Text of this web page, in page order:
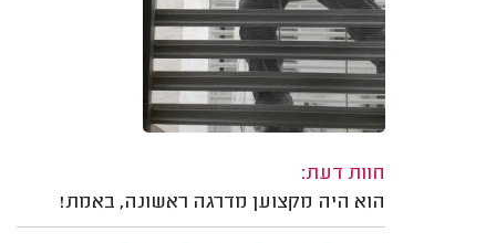
חוות דעת:
הוא היה מקצוען מדרגה ראשונה, באמת!